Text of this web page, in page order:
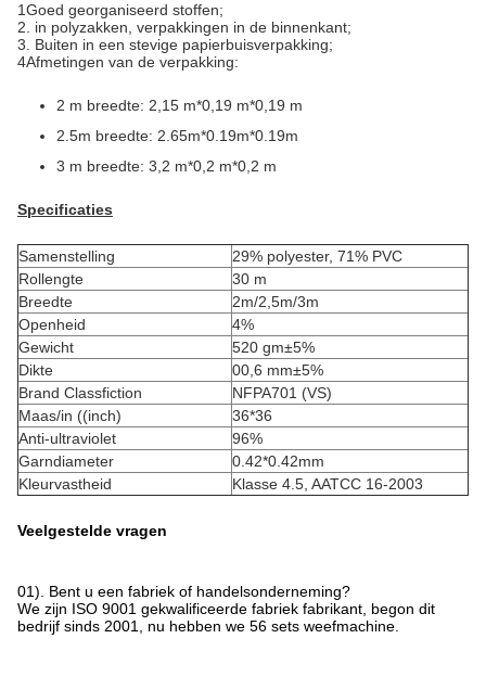
1Goed georganiseerd stoffen;
2. in polyzakken, verpakkingen in de binnenkant;
3. Buiten in een stevige papierbuisverpakking;
4Afmetingen van de verpakking:
2 m breedte: 2,15 m*0,19 m*0,19 m
2.5m breedte: 2.65m*0.19m*0.19m
3 m breedte: 3,2 m*0,2 m*0,2 m
Specificaties
Samenstelling
29% polyester, 71% PVC
Rollengte
30 m
Breedte
2m/2,5m/3m
Openheid
4%
Gewicht
520 gm±5%
Dikte
00,6 mm±5%
Brand Classfiction
NFPA701 (VS)
Maas/in ((inch)
36*36
Anti-ultraviolet
96%
Garndiameter
0.42*0.42mm
Kleurvastheid
Klasse 4.5, AATCC 16-2003
Veelgestelde vragen
01). Bent u een fabriek of handelsonderneming?
We zijn ISO 9001 gekwalificeerde fabriek fabrikant, begon dit
bedrijf sinds 2001, nu hebben we 56 sets weefmachine.